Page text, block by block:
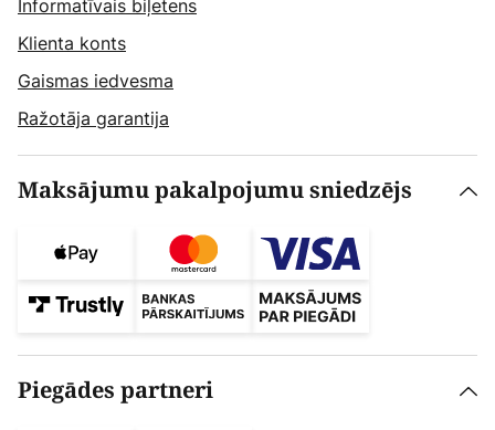
Informatīvais biļetens
Klienta konts
Gaismas iedvesma
Ražotāja garantija
Maksājumu pakalpojumu sniedzējs
Piegādes partneri